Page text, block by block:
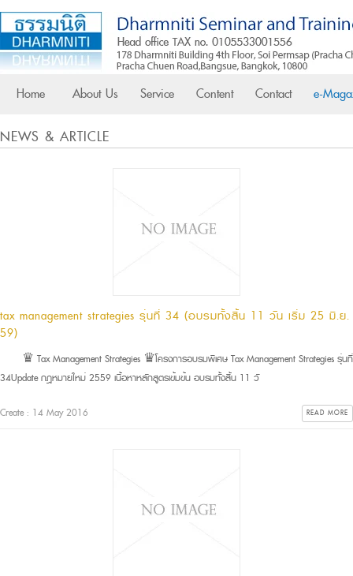
Home About Us Service Content Contact e-
NEWS & ARTICLE
tax management strategies รุ่นที่ 34 (อบรมทั้งสิ้น 11 วัน เริ่ม 25 มิ.ย.
59)
♛ Tax Management Strategies ♛โครงการอบรมพิเศษ Tax Management Strategies รุ่นที่
34Update กฎหมายใหม่ 2559 เนื้อหาหลักสูตรเข้มข้น อบรมทั้งสิ้น 11 วั
Create : 14 May 2016 READ MORE